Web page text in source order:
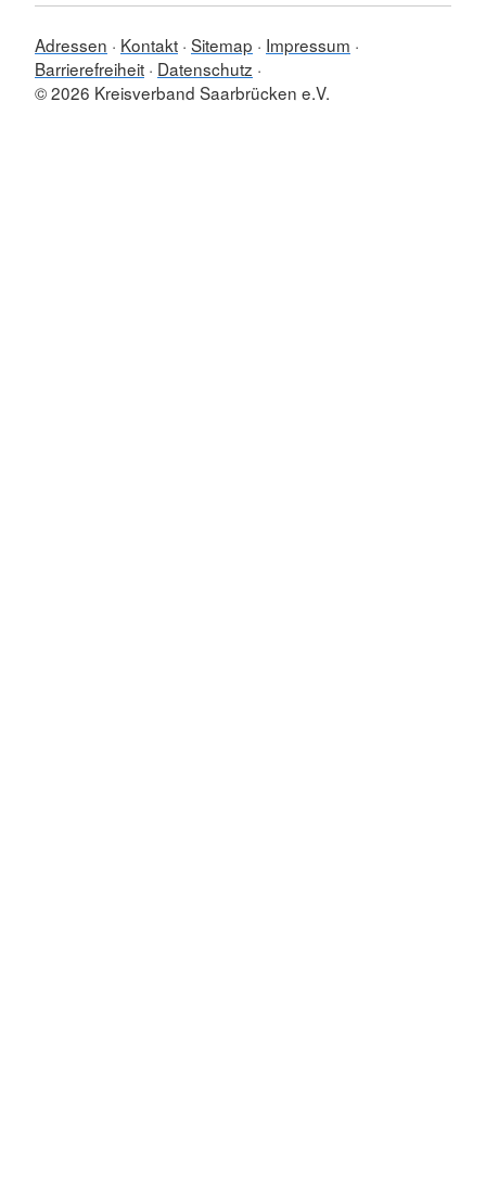
Adressen Kontakt Sitemap
Impressum
Barrierefreiheit Datenschutz
© 2026 Kreisverband Saarbrücken e.V.